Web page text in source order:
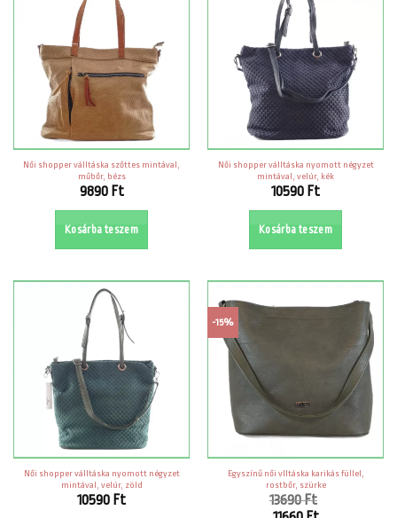
Női shopper válltáska szőttes mintával,
műbőr, bézs
9890 Ft
Kosárba teszem
Női shopper válltáska nyomott négyzet
mintával, velúr, kék
10590 Ft
Kosárba teszem
Női shopper válltáska nyomott négyzet
mintával, velúr, zöld
10590 Ft
-15%
Egyszínű női vlltáska karikás füllel,
rostbőr, szürke
13690Ft